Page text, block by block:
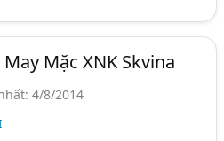
Mặc XNK Skvina
4/8/2014